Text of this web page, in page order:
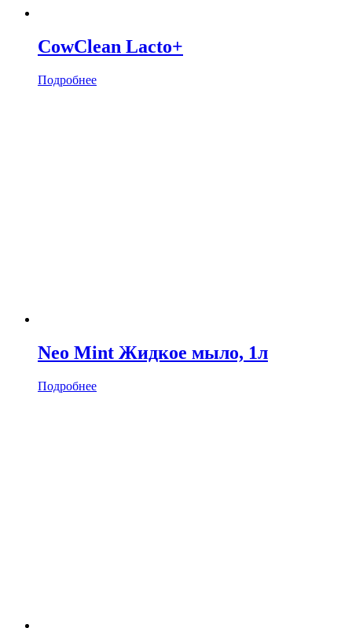
CowClean Lacto+
Подробнее
Neo Mint Жидкое мыло, 1л
Подробнее